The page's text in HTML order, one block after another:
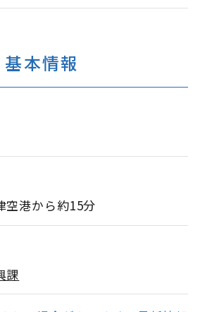
基本情報
港から約15分
課